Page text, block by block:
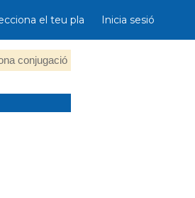
el teu pla Inicia sesió
conjugació